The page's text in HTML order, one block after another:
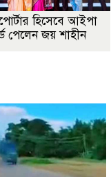
হিসেবে আইপা
পেলেন জয় শাহীন